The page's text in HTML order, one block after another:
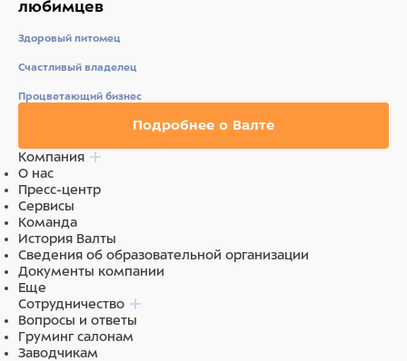
Гарантия на инструмент FURminator (Фурминатор) –
Размер инструмента: 160*116*50 мм
Размер : 98 мм Замена артикула: 141105
Состав
любимцев
Здоровый питомец
Счастливый владелец
Процветающий бизнес
Подробнее о Валте
Компания
О нас
Пресс-центр
Сервисы
Команда
История Валты
Сведения об образовательной организации
Документы компании
Еще
Сотрудничество
Вопросы и ответы
Груминг салонам
Заводчикам